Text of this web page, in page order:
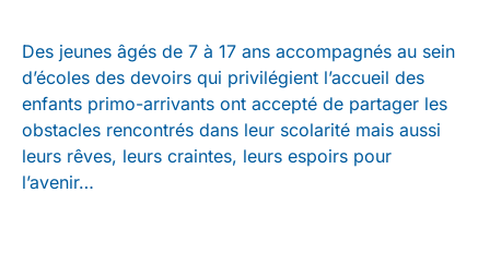
Des jeunes âgés de 7 à 17 ans accompagnés au sein
d’écoles des devoirs qui privilégient l’accueil des
enfants primo-arrivants ont accepté de partager les
obstacles rencontrés dans leur scolarité mais aussi
leurs rêves, leurs craintes, leurs espoirs pour
l’avenir…